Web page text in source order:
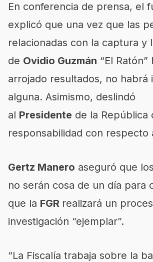
En conferencia de prensa, el
explicó que una vez que las
relacionadas con la captura y
de Ovidio Guzmán “El Ratón”
arrojado resultados, no habrá
alguna. Asimismo, deslindó
al Presidente de la República
responsabilidad con respecto
Gertz Manero aseguró que
no serán cosa de un día para
que la FGR realizará un
investigación “ejemplar”.
“La Fiscalía trabaja sobre la